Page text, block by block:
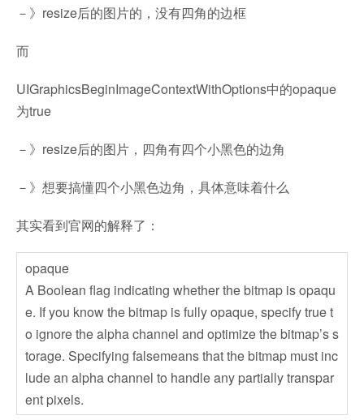
－》resize后的图片的，没有四角的边框
而
UIGraphicsBeginImageContextWithOptions中的opaque
为true
－》resize后的图片，四角有四个小黑色的边角
－》想要搞懂四个小黑色边角，具体意味着什么
其实看到官网的解释了：
opaque
A Boolean flag indicating whether the bitmap is opaqu
e. If you know the bitmap is fully opaque, specify true t
o ignore the alpha channel and optimize the bitmap’s s
torage. Specifying falsemeans that the bitmap must inc
lude an alpha channel to handle any partially transpar
ent pixels.